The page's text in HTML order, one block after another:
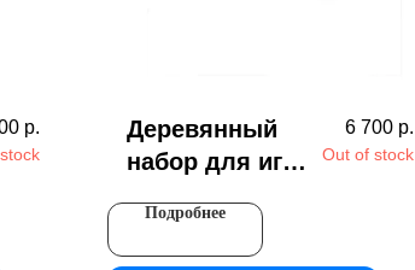
р.
Деревянный
набор для игры
Самолет
6 700 р.
Out of stock
Подробнее